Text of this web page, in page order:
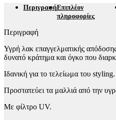
ΠεριγραφήΕπιπλέον
πληροφορίες
Περιγραφή
Υγρή λακ επαγγελματικής
δυνατό κράτημα και όγκο που
Ιδανική για το τελείωμα του styling.
Προστατεύει τα μαλλιά από την
Με φίλτρο UV.